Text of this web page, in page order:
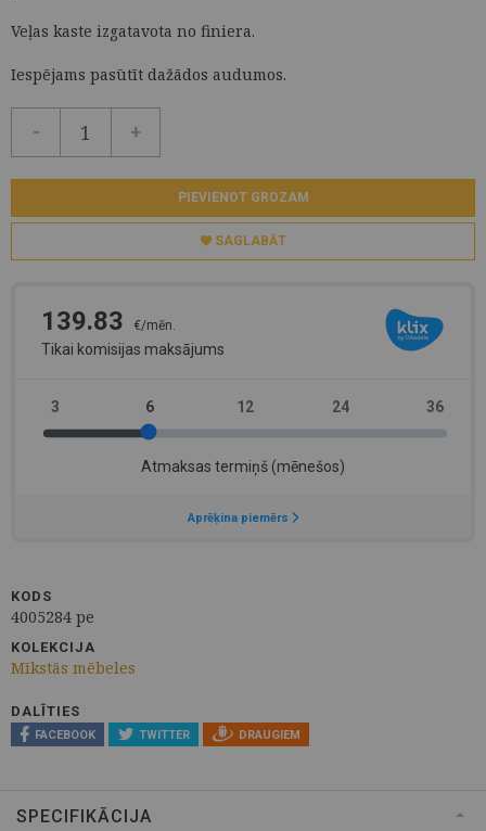
Veļas kaste izgatavota no finiera.
Iespējams pasūtīt dažādos audumos.
- +
PIEVIENOT GROZAM
SAGLABĀT
KODS
4005284 pe
KOLEKCIJA
Mīkstās mēbeles
DALĪTIES
FACEBOOK TWITTER DRAUGIEM
SPECIFIKĀCIJA